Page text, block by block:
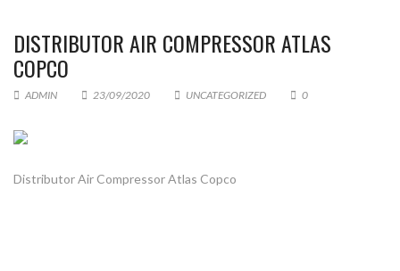
DISTRIBUTOR AIR COMPRESSOR ATLAS
COPCO
ADMIN 23/09/2020 UNCATEGORIZED 0
Distributor Air Compressor Atlas Copco